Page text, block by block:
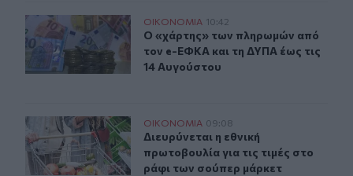
Ο «χάρτης» των πληρωμών από τον e-ΕΦΚΑ και τη
ΟΙΚΟΝΟΜΙΑ 10:42
Ο «χάρτης» των πληρωμών από
Ο «χάρτης» των πληρωμών από
τον e-ΕΦΚΑ και τη ΔΥΠΑ έως τις
14 Αυγούστου
Διευρύνεται η εθνική πρωτοβουλία για τις τιμές στο
ΟΙΚΟΝΟΜΙΑ 09:08
Διευρύνεται η εθνική
Διευρύνεται η εθνική
πρωτοβουλία για τις τιμές στο
ράφι των σούπερ μάρκετ